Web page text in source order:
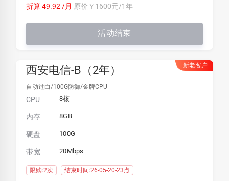
折算 49.92 /月 原价￥1600元/1年
活动结束
新老客户
西安电信-B（2年）
自动过白/100G防御/金牌CPU
CPU 8核
内存 8GB
硬盘 100G
带宽 20Mbps
限购:2次 结束时间:26-05-20-23点